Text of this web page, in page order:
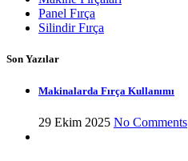
Panel Fırça
Silindir Fırça
Son Yazılar
Makinalarda Fırça Kullanımı
29 Ekim 2025 No Comments